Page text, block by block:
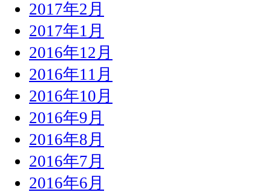
2017年2月
2017年1月
2016年12月
2016年11月
2016年10月
2016年9月
2016年8月
2016年7月
2016年6月